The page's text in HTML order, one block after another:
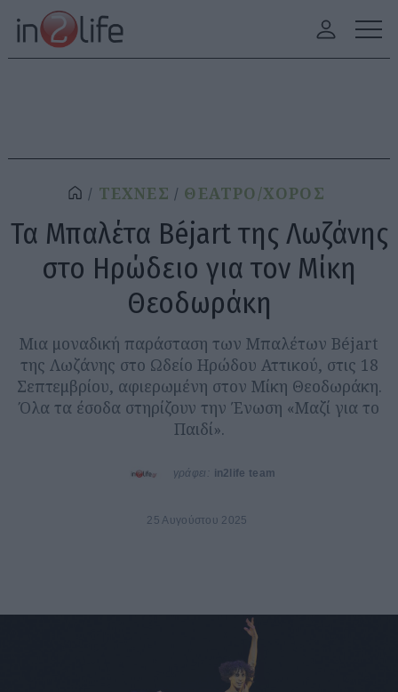
ΤΕΧΝΕΣ ΘΕΑΤΡΟ/ΧΟΡΟΣ
Τα Μπαλέτα Béjart της Λωζάνης
στο Ηρώδειο για τον Μίκη
Θεοδωράκη
Μια μοναδική παράσταση των Μπαλέτων Béjart
της Λωζάνης στο Ωδείο Ηρώδου Αττικού, στις 18
Σεπτεμβρίου, αφιερωμένη στον Μίκη Θεοδωράκη.
Όλα τα έσοδα στηρίζουν την Ένωση «Μαζί για το
Παιδί».
γράφει: in2life team
25 Αυγούστου 2025